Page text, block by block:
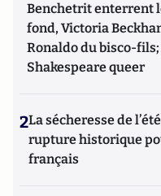
Benchetrit enterrent
fond, Victoria
Ronaldo du bisco-
Shakespeare queer
2La sécheresse de
rupture historique
français